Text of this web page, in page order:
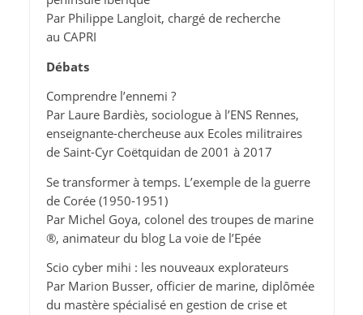
Par Philippe Langloit, chargé de recherche
au CAPRI
Débats
Comprendre l’ennemi ?
Par Laure Bardiès, sociologue à l’ENS Rennes,
enseignante-chercheuse aux Ecoles militraires
de Saint-Cyr Coëtquidan de 2001 à 2017
Se transformer à temps. L’exemple de la guerre
de Corée (1950-1951)
Par Michel Goya, colonel des troupes de marine
®, animateur du blog La voie de l’Epée
Scio cyber mihi : les nouveaux explorateurs
Par Marion Busser, officier de marine, diplômée
du mastère spécialisé en gestion de crise et